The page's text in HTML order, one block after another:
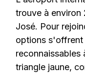
trouve à environ
José. Pour
options s'offrent
reconnaissables
triangle jaune,